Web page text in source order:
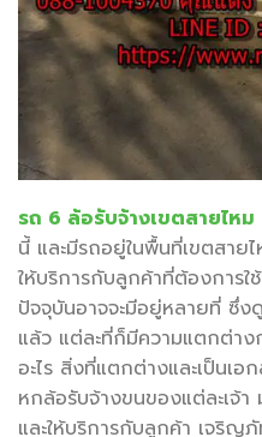
รถ 6 ล้อรับจ้างเขตสายไหม
นี้ และมีรถอยู่ในพื้นที่เขตสาย
ให้บริการกับลูกค้าที่ต้องการใ
ปัจจุบันอาจจะมีอยู่หลายที่ ซึ่ง
แล้ว แต่ละที่ก็มีความแตกต่า
อะไร สิ่งที่แตกต่างและเป็นเ
หกล้อรับจ้างขนของแต่ละเจ้
และให้บริการกับลูกค้า เจริญ